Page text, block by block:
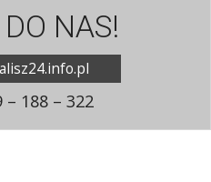
NAS!
– 188 – 322